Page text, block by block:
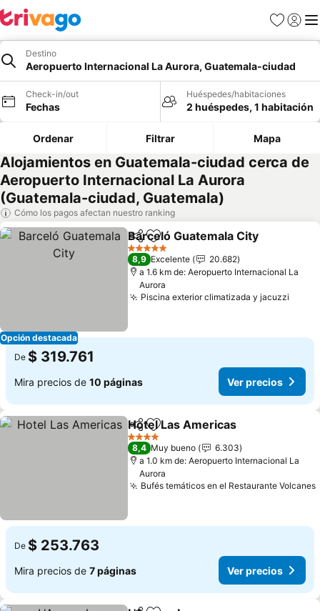
Favoritos
Iniciar
Destino
Aeropuerto Internacional La Aurora, Guatemala-ciudad
Check-in/out
Fechas
Huéspedes/habitaciones
2 huéspedes, 1 habitación
Ordenar Filtrar Mapa
Alojamientos en Guatemala-ciudad cerca de
Aeropuerto Internacional La Aurora
(Guatemala-ciudad, Guatemala)
Cómo los pagos afectan nuestro ranking
Opción destacada
CompartirAgregar a favoritos
Barceló Guatemala City
5 Estrellas
8,9 Excelente
20.682
a 1.6 km de: Aeropuerto Internacional La
Aurora
Piscina exterior climatizada y jacuzzi
De $ 319.761
Mira precios de 10 páginas Ver precios
CompartirAgregar a favoritos
Hotel Las Americas
4 Estrellas
8,4 Muy bueno
6.303
a 1.0 km de: Aeropuerto Internacional La
Aurora
Bufés temáticos en el Restaurante Volcanes
De $ 253.763
Mira precios de 7 páginas Ver precios